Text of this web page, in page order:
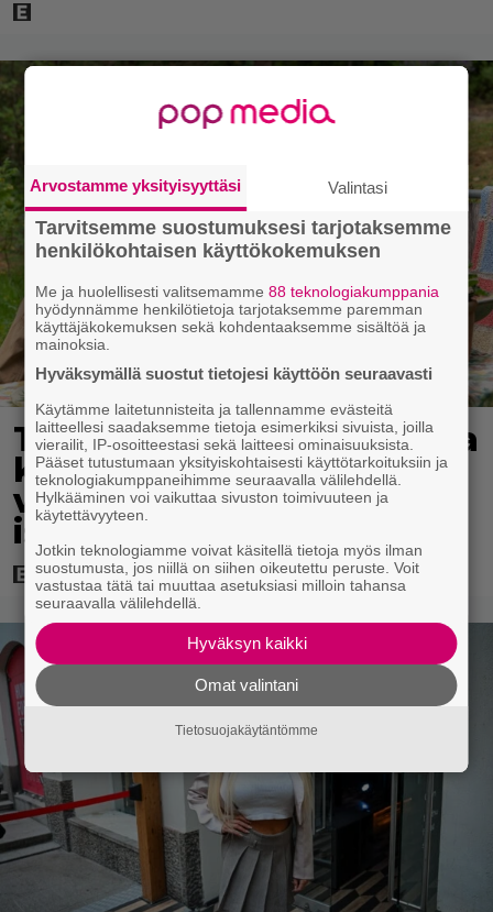
Tänään tv:ssä: Koskettava
kotimainen elokuva
vuodelta 2020 – ”Tehty
isolla sydämellä”
Arvostamme yksityisyyttäsi Valintasi
Tarvitsemme suostumuksesi tarjotaksemme
henkilökohtaisen käyttökokemuksen
Me ja huolellisesti valitsemamme88 teknologiakumppania
hyödynnämme henkilötietoja tarjotaksemme paremman
käyttäjäkokemuksen sekä kohdentaaksemme sisältöä ja
mainoksia.
Hyväksymällä suostut tietojesi käyttöön seuraavasti
Käytämme laitetunnisteita ja tallennamme evästeitä
laitteellesi saadaksemme tietoja esimerkiksi sivuista, joilla
vierailit, IP-osoitteestasi sekä laitteesi ominaisuuksista.
Pääset tutustumaan yksityiskohtaisesti käyttötarkoituksiin ja
teknologiakumppaneihimme seuraavalla välilehdellä.
Hylkääminen voi vaikuttaa sivuston toimivuuteen ja
käytettävyyteen.
Jotkin teknologiamme voivat käsitellä tietoja myös ilman
suostumusta, jos niillä on siihen oikeutettu peruste. Voit
vastustaa tätä tai muuttaa asetuksiasi milloin tahansa
seuraavalla välilehdellä.
Hyväksyn kaikki
Omat valintani
Tietosuojakäytäntömme